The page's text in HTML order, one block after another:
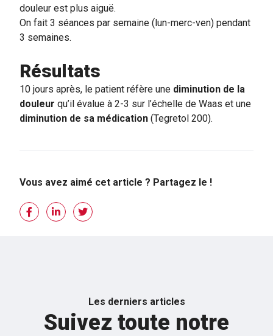
douleur est plus aiguë.
On fait 3 séances par semaine (lun-merc-ven) pendant
3 semaines.
Résultats
10 jours après, le patient réfère une diminution de la
douleur qu’il évalue à 2-3 sur l’échelle de Waas et une
diminution de sa médication (Tegretol 200).
Vous avez aimé cet article ? Partagez le !
Les derniers articles
Suivez toute notre